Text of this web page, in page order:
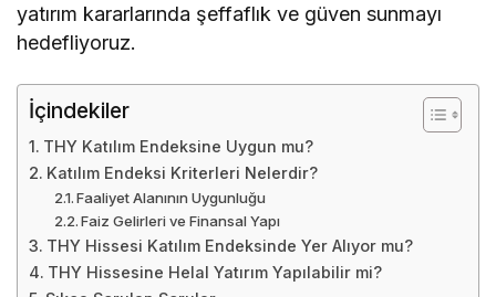
yatırım kararlarında şeffaflık ve güven sunmayı
hedefliyoruz.
İçindekiler
THY Katılım Endeksine Uygun mu?
Katılım Endeksi Kriterleri Nelerdir?
Faaliyet Alanının Uygunluğu
Faiz Gelirleri ve Finansal Yapı
THY Hissesi Katılım Endeksinde Yer Alıyor mu?
THY Hissesine Helal Yatırım Yapılabilir mi?